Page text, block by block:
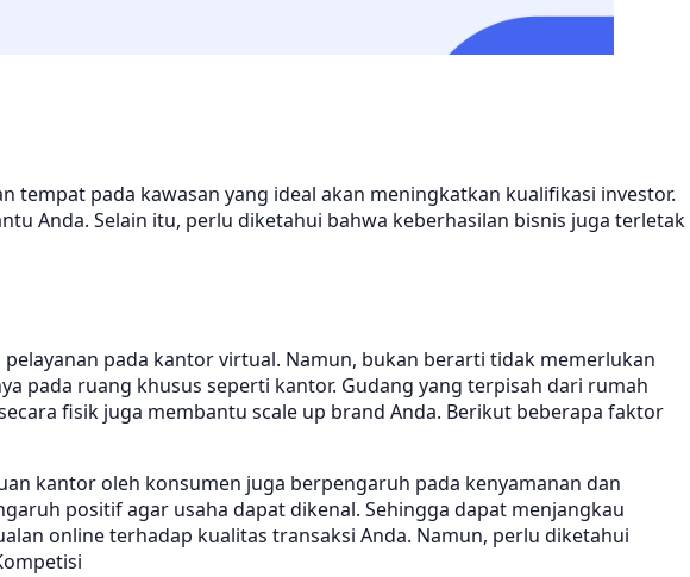
pada kawasan yang ideal akan meningkatkan kualifikasi investor.
Anda. Selain itu, perlu diketahui bahwa keberhasilan bisnis juga terletak
pada kantor virtual. Namun, bukan berarti tidak memerlukan
pada ruang khusus seperti kantor. Gudang yang terpisah dari rumah
fisik juga membantu scale up brand Anda. Berikut beberapa faktor
kantor oleh konsumen juga berpengaruh pada kenyamanan dan
positif agar usaha dapat dikenal. Sehingga dapat menjangkau
online terhadap kualitas transaksi Anda. Namun, perlu diketahui